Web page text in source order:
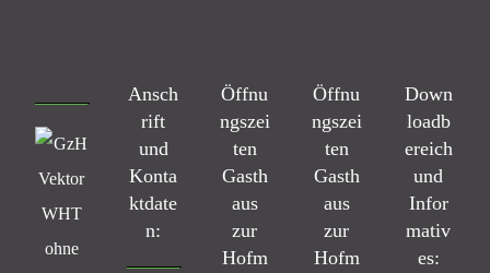
Ansch
rift
und
Konta
ktdate
n:
Öffnu
ngszei
ten
Gasth
aus
zur
Hofm
Öffnu
ngszei
ten
Gasth
aus
zur
Hofm
Down
loadb
ereich
und
Infor
mativ
es: